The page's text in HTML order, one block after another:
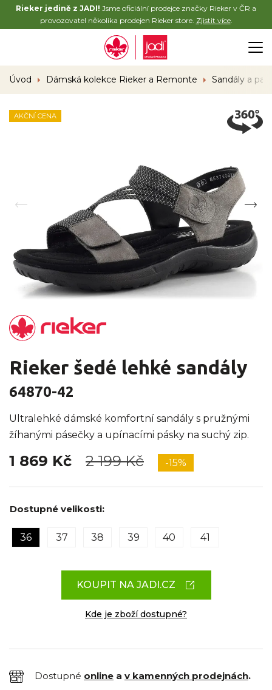
Rieker jedině z JADI! Jsme oficiální prodejce značky Rieker v ČR a
provozovatel několika prodejen Rieker store. Zjistit více.
Úvod Dámská kolekce Rieker a Remonte Sandály a
AKČNÍ CENA
Rieker šedé lehké sandály
64870-42
Ultralehké dámské komfortní sandály s pružnými
žíhanými pásečky a upínacími pásky na suchý zip.
1 869 Kč 2 199 Kč -15%
Dostupné velikosti:
36 37 38 39 40 41
KOUPIT NA JADI.CZ
Kde je zboží dostupné?
Dostupné online a v kamenných prodejnách.